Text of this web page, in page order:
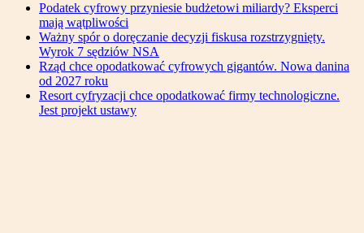
Podatek cyfrowy przyniesie budżetowi miliardy? Eksperci
mają wątpliwości
Ważny spór o doręczanie decyzji fiskusa rozstrzygnięty.
Wyrok 7 sędziów NSA
Rząd chce opodatkować cyfrowych gigantów. Nowa danina
od 2027 roku
Resort cyfryzacji chce opodatkować firmy technologiczne.
Jest projekt ustawy